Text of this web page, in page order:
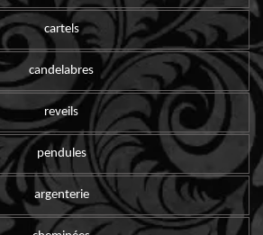
cartels
candelabres
reveils
pendules
argenterie